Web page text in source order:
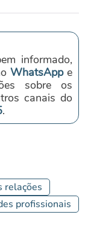
informado,
WhatsAppe
sobre os
canais do
.
relações
profissionais